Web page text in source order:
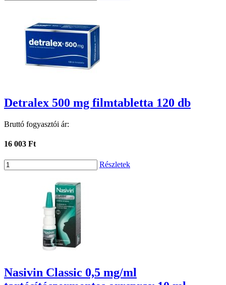
Detralex 500 mg filmtabletta 120 db
Bruttó fogyasztói ár:
16 003 Ft
Részletek
Nasivin Classic 0,5 mg/ml